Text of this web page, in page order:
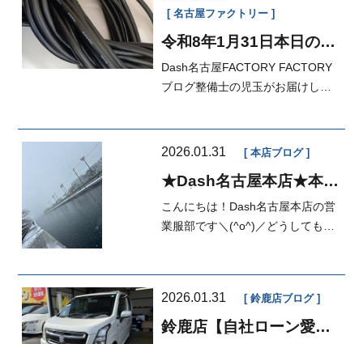
名古屋ファクトリー
令和8年1月31日本日の
Dash名古屋FACTORY FACTORY
ブログ整備士の児玉がお届けしま
2026.01.31 本店ブログ
★Dash名古屋本店★本日
こんにちは！Dash名古屋本店の営
業服部です＼(^o^)／どうしてもお
2026.01.31 鈴鹿店ブログ
鈴鹿店【自社ローン愛